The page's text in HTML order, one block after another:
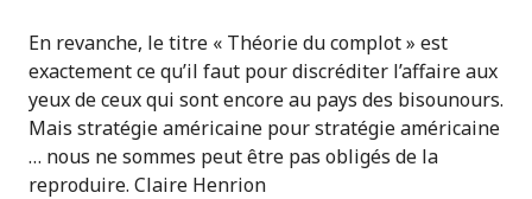
En revanche, le titre « Théorie du complot » est
exactement ce qu’il faut pour discréditer l’affaire aux
yeux de ceux qui sont encore au pays des bisounours.
Mais stratégie américaine pour stratégie américaine
… nous ne sommes peut être pas obligés de la
reproduire. Claire Henrion